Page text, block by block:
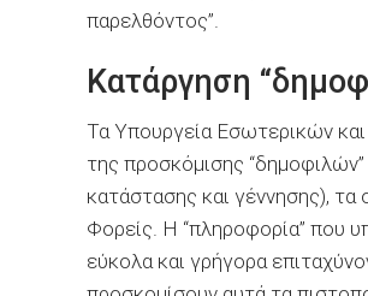
παρελθόντος”.
Κατάργηση
Τα Υπουργεία Εσωτερικών
της προσκόμισης
κατάστασης και γέννησης), τα
Φορείς. Η “πληροφορία” που
εύκολα και γρήγορα